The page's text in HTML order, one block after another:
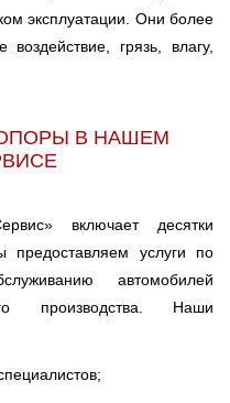
эксплуатации. Они более
воздействие, грязь, влагу,
В НАШЕМ
включает десятки
услуги по
автомобилей
производства. Наши